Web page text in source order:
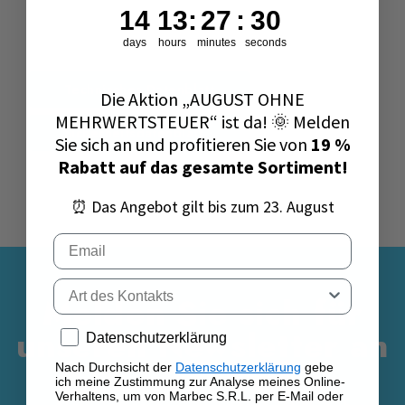
Funken, offenen Flammen sowie anderen
Zündquellenarten fernhalten. Nicht rauchen. – KEIN
Schutzkleidung / Augenschutz / Gesichtsschutz
tragen. – Einatmen von Staub / Rauch / Gas / Nebel /
Dampf / Aerosol vermeiden. – BEI VERSCHLUCKEN:
Sofort GIFTINFORMATIONSZENTRUM / Arzt / . . .
anrufen. – BEI EINATMEN: Die Person an die frische
Luft bringen und für ungehinderte Atmung sorgen.
Enthält:Kohlenwasserstoffe, C9-C11, n-Alkane,
Isoalkane, zyklisch, <2%aromatisch”
UFI:2940-800X-D00A-R6XW
Technisches Datenblatt
Sicherheitsdatenblatt
Melden Sie sich für
unseren Newsletter an
Melden Sie sich für unseren
Countdown ends in:
14
14
days
13
13
hours
: 27
27
minutes
: 29
29
seconds
Die Aktion „AUGUST OHNE
MEHRWERTSTEUER“ ist da! 🌞 Melden
Sie sich an und profitieren Sie von 19 %
Rabatt auf das gesamte Sortiment!
⏰ Das Angebot gilt bis zum 23. August
Email
Tipo di contatto
Privacy policy
Datenschutzerklärung
Nach Durchsicht der Datenschutzerklärung gebe
ich meine Zustimmung zur Analyse meines Online-
Verhaltens, um von Marbec S.R.L. per E-Mail oder